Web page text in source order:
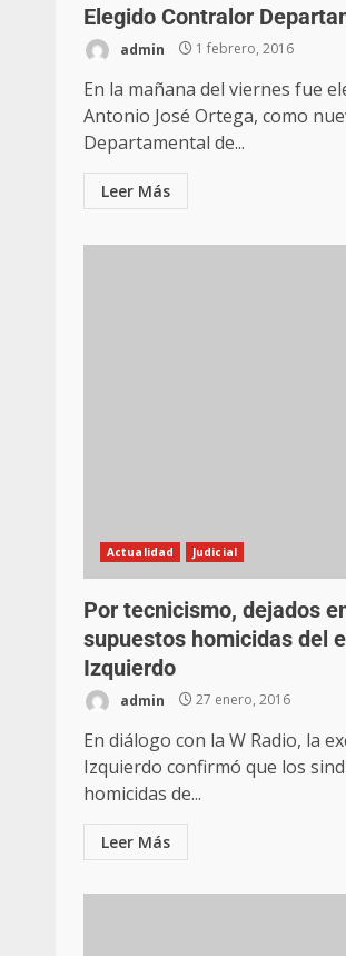
Elegido Contralor
admin 1 febrero, 2016
En la mañana del viernes fue
Antonio José Ortega, como
Departamental de...
Leer Más
Actualidad Judicial
Por tecnicismo, dejados
supuestos homicidas del
Izquierdo
admin 27 enero, 2016
En diálogo con la W Radio, la
Izquierdo confirmó que los
homicidas de...
Leer Más